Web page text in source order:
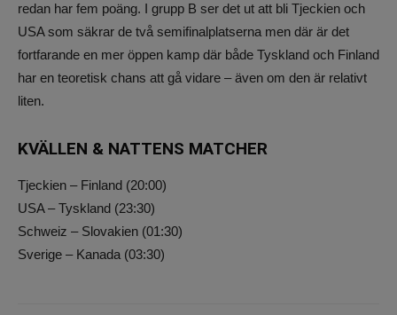
redan har fem poäng. I grupp B ser det ut att bli Tjeckien och
USA som säkrar de två semifinalplatserna men där är det
fortfarande en mer öppen kamp där både Tyskland och Finland
har en teoretisk chans att gå vidare – även om den är relativt
liten.
KVÄLLEN & NATTENS MATCHER
Tjeckien – Finland (20:00)
USA – Tyskland (23:30)
Schweiz – Slovakien (01:30)
Sverige – Kanada (03:30)